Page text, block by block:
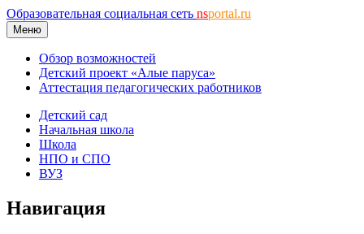
Образовательная социальная сеть nsportal.ru
Меню
Обзор возможностей
Детский проект «Алые паруса»
Аттестация педагогических работников
Детский сад
Начальная школа
Школа
НПО и СПО
ВУЗ
Навигация